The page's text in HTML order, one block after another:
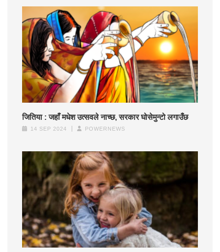
जितिया : जहाँ मधेश उत्सवले नाच्छ, सरकार घोसेमुन्टो लगाउँछ
14 SEP 2024 POWERNEWS